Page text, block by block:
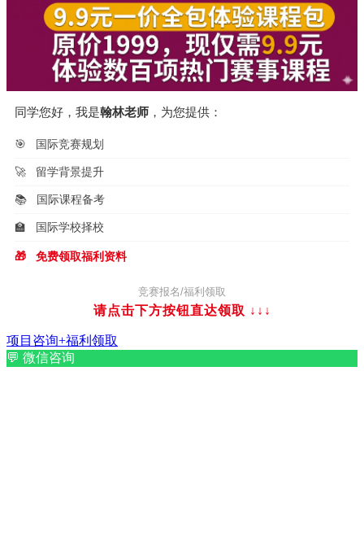
同学您好，我是翰林老师 ，为您提供：
🎯 国际竞赛规划
🚀 留学背景提升
📚 国际课程备考
🏫 国际学校择校
🎁 免费领取福利资料
竞赛报名/福利领取
请点击下方按钮直达领取 ↓↓↓
项目咨询+福利领取
💬 微信咨询